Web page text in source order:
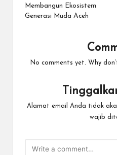
Membangun Ekosistem
Generasi Muda Aceh
No comments yet. Why
Alamat email Anda tidak
wajib